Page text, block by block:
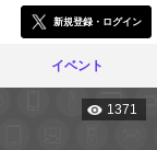
新規登録・ログイン
イベント
1371